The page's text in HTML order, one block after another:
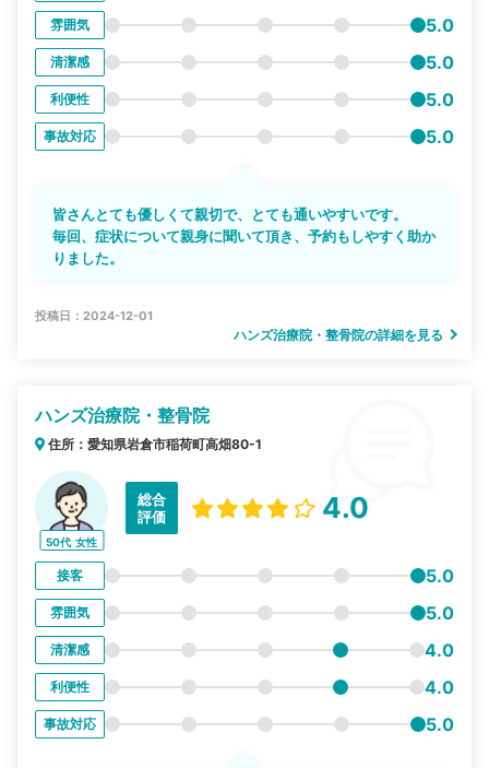
雰囲気 5.0
清潔感 5.0
利便性 5.0
事故対応 5.0
皆さんとても優しくて親切で、とても通いやすいです。
毎回、症状について親身に聞いて頂き、予約もしやすく助か
りました。
投稿日：2024-12-01
ハンズ治療院・整骨院の詳細を見る
ハンズ治療院・整骨院
住所：愛知県岩倉市稲荷町高畑80-1
50代 女性
総合
評価
4.0
接客 5.0
雰囲気 5.0
清潔感 4.0
利便性 4.0
事故対応 5.0